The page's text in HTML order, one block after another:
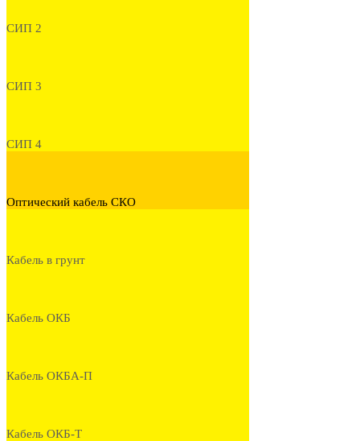
СИП 2
СИП 3
СИП 4
Оптический кабель СКО
Кабель в грунт
Кабель ОКБ
Кабель ОКБА-П
Кабель ОКБ-Т